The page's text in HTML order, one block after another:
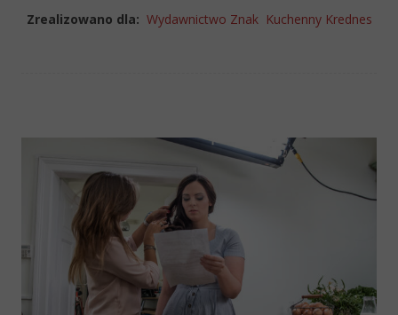
Zrealizowano dla: Wydawnictwo Znak Kuchenny Krednes